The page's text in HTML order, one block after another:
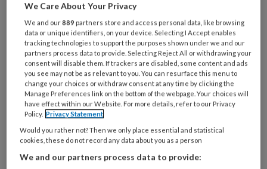
afglijden in de criminaliteit. Ze
beschrijven de werkzame
bestanddelen daarin.
Tineke de Waard sprak met sociaal werker van
het jaar 2023 Yamina Ayadi-Ayada, werkzaam
in de Gemeente Rotterdam, onder meer over
de recente verkiezingsuitslag.
In een scherpe column verbaast Redouan el
Khayari (redacteur) zich over de verbazing bij
We Care About Your Privacy
We and our889 partners store and access personal data, like browsing
data or unique identifiers, on your device. Selecting I Accept enables
tracking technologies to support the purposes shown under we and our
partners process data to provide. Selecting Reject All or withdrawing your
consent will disable them. If trackers are disabled, some content and ads
you see may not be as relevant to you. You can resurface this menu to
change your choices or withdraw consent at any time by clicking the
Manage Preferences link on the bottom of the webpage. Your choices will
have effect within our Website. For more details, refer to our Privacy
Policy. Privacy Statement
Would you rather not? Then we only place essential and statistical
cookies, these do not record any data about you as a person
We and our partners process data to provide: